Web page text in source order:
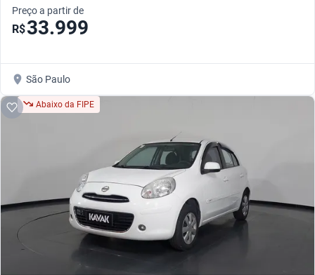
Preço a partir de
R$33.999
São Paulo
Abaixo da FIPE